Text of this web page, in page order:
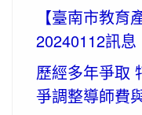
【臺南市教育
20240112訊息
歷經多年爭取
爭調整導師費